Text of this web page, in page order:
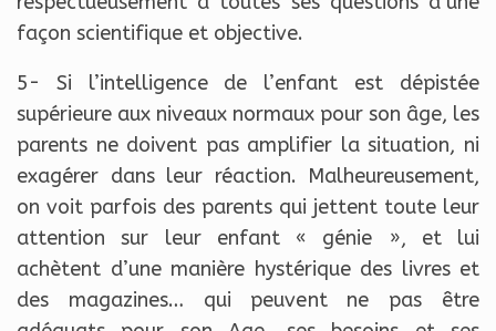
façon scientifique et objective.
5- Si l’intelligence de l’enfant est dépistée
supérieure aux niveaux normaux pour son âge, les
parents ne doivent pas amplifier la situation, ni
exagérer dans leur réaction. Malheureusement,
on voit parfois des parents qui jettent toute leur
attention sur leur enfant « génie », et lui
achètent d’une manière hystérique des livres et
des magazines… qui peuvent ne pas être